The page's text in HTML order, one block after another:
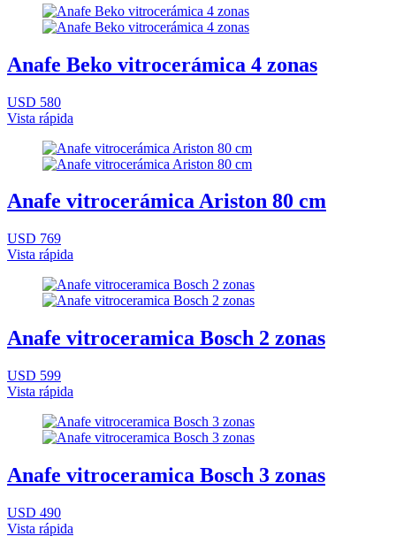
Anafe Beko vitrocerámica 4 zonas
USD 580
Vista rápida
Anafe vitrocerámica Ariston 80 cm
USD 769
Vista rápida
Anafe vitroceramica Bosch 2 zonas
USD 599
Vista rápida
Anafe vitroceramica Bosch 3 zonas
USD 490
Vista rápida